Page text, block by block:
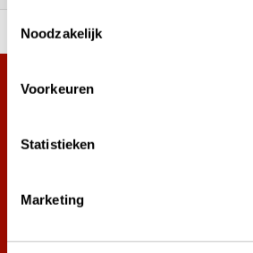
Toestemmingsselectie
Noodzakelijk
Voorkeuren
Statistieken
Marketing
A-merken!
Meer dan 38.000 klanten
Word ook lid van de nieuwsbrief en